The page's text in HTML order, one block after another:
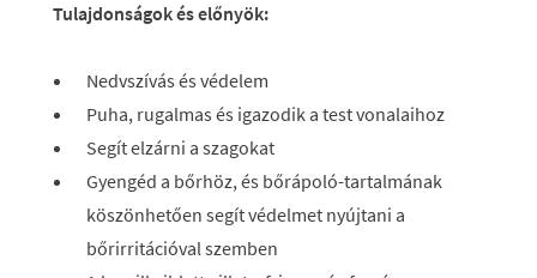
Tulajdonságok és előnyök:
Nedvszívás és védelem
Puha, rugalmas és igazodik a test vonalaihoz
Segít elzárni a szagokat
Gyengéd a bőrhöz, és bőrápoló-tartalmának
köszönhetően segít védelmet nyújtani a
bőrirritációval szemben